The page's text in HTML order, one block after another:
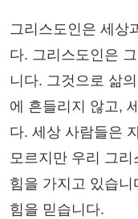
그리스도인은 세상
다. 그리스도인은
니다. 그것으로 삶
에 흔들리지 않고,
다. 세상 사람들은
모르지만 우리 그
힘을 가지고 있습니
힘을 믿습니다.